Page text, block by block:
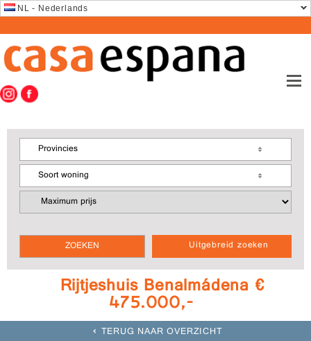
NL - Nederlands
Uitgebreid zoeken
Provincies
Soort woning
Rijtjeshuis Benalmádena €
475.000,-
TERUG NAAR OVERZICHT